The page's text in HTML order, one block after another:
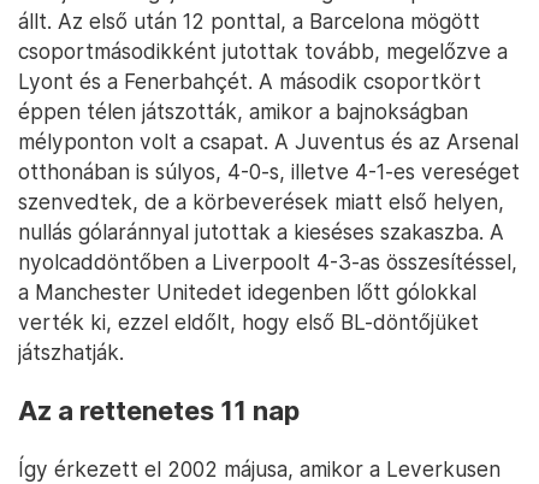
állt. Az első után 12 ponttal, a Barcelona mögött
csoportmásodikként jutottak tovább, megelőzve a
Lyont és a Fenerbahçét. A második csoportkört
éppen télen játszották, amikor a bajnokságban
mélyponton volt a csapat. A Juventus és az Arsenal
otthonában is súlyos, 4-0-s, illetve 4-1-es vereséget
szenvedtek, de a körbeverések miatt első helyen,
nullás gólaránnyal jutottak a kieséses szakaszba. A
nyolcaddöntőben a Liverpoolt 4-3-as összesítéssel,
a Manchester Unitedet idegenben lőtt gólokkal
verték ki, ezzel eldőlt, hogy első BL-döntőjüket
játszhatják.
Az a rettenetes 11 nap
Így érkezett el 2002 májusa, amikor a Leverkusen